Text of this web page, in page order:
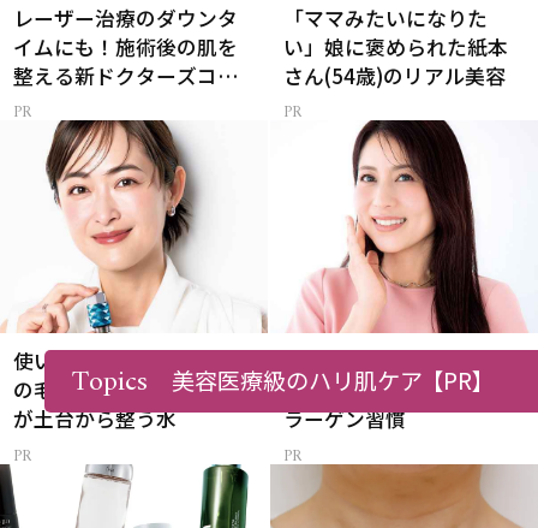
レーザー治療のダウンタ
イムにも！施術後の肌を
整える新ドクターズコス
メ
「ママみたいになりた
い」娘に褒められた紙本
さん(54歳)のリアル美容
使い続けるうちに「小鼻
の毛穴汚れ」が軽減！肌
が土台から整う水
く！大人のための新・コ
ラーゲン習慣
Topics 美容医療級のハリ肌ケア【PR】